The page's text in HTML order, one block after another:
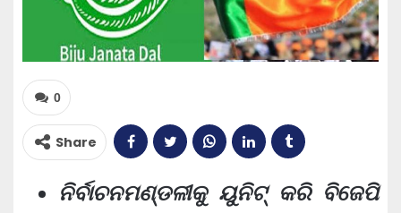
0
Share
ନିର୍ବାଚନମଣ୍ଡଳୀକୁ ୟୁନିଟ୍ କରି ବିଜେପି